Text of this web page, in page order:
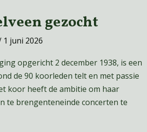
gezocht
1 juni 2026
opgericht 2 december 1938, is een
de 90 koorleden telt en met passie
koor heeft de ambitie om haar
te brengenteneinde concerten te